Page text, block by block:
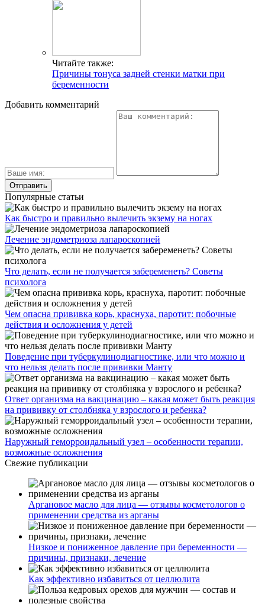
Читайте также:
Причины тонуса задней стенки матки при
беременности
Добавить комментарий
Популярные статьи
Как быстро и правильно вылечить экзему на ногах
Лечение эндометриоза лапароскопией
Что делать, если не получается забеременеть? Советы
психолога
Чем опасна прививка корь, краснуха, паротит: побочные
действия и осложнения у детей
Поведение при туберкулинодиагностике, или что можно и
что нельзя делать после прививки Манту
Ответ организма на вакцинацию – какая может быть реакция
на прививку от столбняка у взрослого и ребенка?
Наружный геморроидальный узел – особенности терапии,
возможные осложнения
Свежие публикации
Аргановое масло для лица — отзывы косметологов о
применении средства из арганы
Низкое и пониженное давление при беременности —
причины, признаки, лечение
Как эффективно избавиться от целлюлита